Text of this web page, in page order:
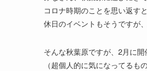
コロナ時期のことを思い返す
休日のイベントもそうですが
そんな秋葉原ですが、2月に
（超個人的に気になってるも